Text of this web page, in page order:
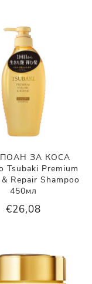
ЗА КОСА
Tsubaki Premium
Repair Shampoo
450мл
€26,08